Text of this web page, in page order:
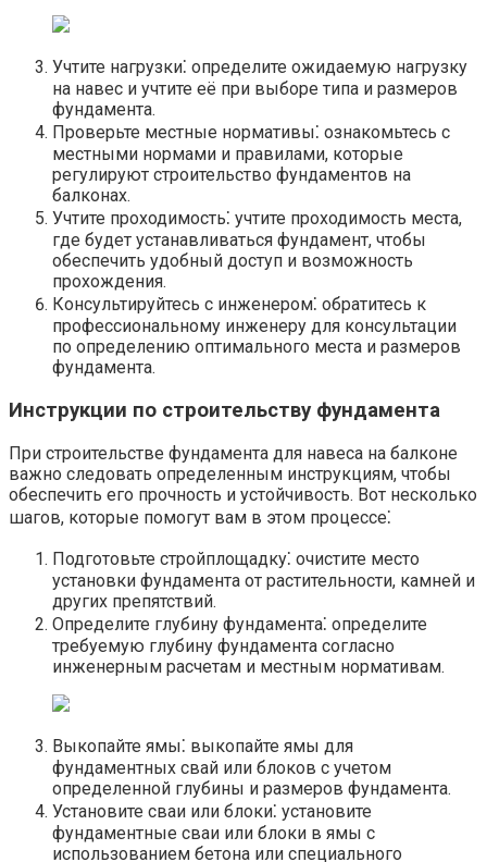
Учтите нагрузки⁚ определите ожидаемую нагрузку
на навес и учтите её при выборе типа и размеров
фундамента.​
Проверьте местные нормативы⁚ ознакомьтесь с
местными нормами и правилами, которые
регулируют строительство фундаментов на
балконах.​
Учтите проходимость⁚ учтите проходимость места,
где будет устанавливаться фундамент, чтобы
обеспечить удобный доступ и возможность
прохождения.​
Консультируйтесь с инженером⁚ обратитесь к
профессиональному инженеру для консультации
по определению оптимального места и размеров
фундамента.​
Инструкции по строительству фундамента
При строительстве фундамента для навеса на балконе
важно следовать определенным инструкциям, чтобы
обеспечить его прочность и устойчивость. Вот несколько
шагов, которые помогут вам в этом процессе⁚
Подготовьте стройплощадку⁚ очистите место
установки фундамента от растительности, камней и
других препятствий.​
Определите глубину фундамента⁚ определите
требуемую глубину фундамента согласно
инженерным расчетам и местным нормативам.​
Выкопайте ямы⁚ выкопайте ямы для
фундаментных свай или блоков с учетом
определенной глубины и размеров фундамента.​
Установите сваи или блоки⁚ установите
фундаментные сваи или блоки в ямы с
использованием бетона или специального